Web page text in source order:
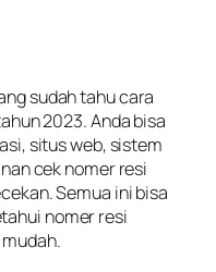
sudah tahu cara
2023. Anda bisa
situs web, sistem
cek nomer resi
Semua ini bisa
nomer resi